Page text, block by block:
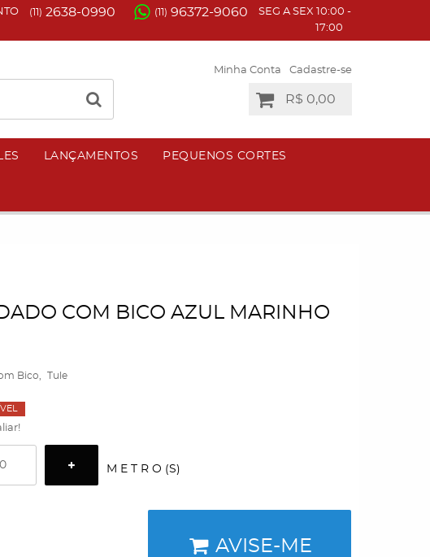
(11) 2638-0990 (11) 96372-9060
SEG A SEX 10:00 -
17:00
Minha Conta Cadastre-se
R$ 0,00
LANÇAMENTOS PEQUENOS CORTES
COM BICO AZUL MARINHO
Bico
Tule
M E T R O (S)
AVISE-ME